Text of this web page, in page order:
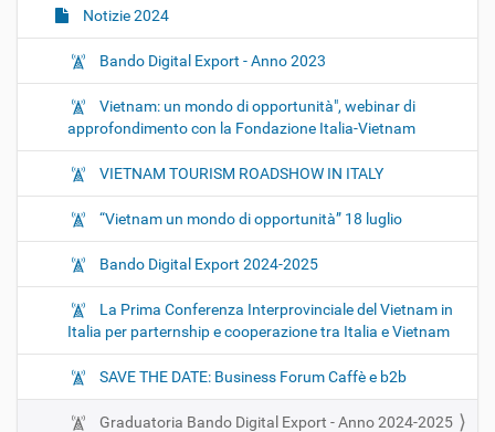
Notizie 2024
Bando Digital Export - Anno 2023
Vietnam: un mondo di opportunità", webinar di
approfondimento con la Fondazione Italia-Vietnam
VIETNAM TOURISM ROADSHOW IN ITALY
“Vietnam un mondo di opportunità” 18 luglio
Bando Digital Export 2024-2025
La Prima Conferenza Interprovinciale del Vietnam in
Italia per parternship e cooperazione tra Italia e Vietnam
SAVE THE DATE: Business Forum Caffè e b2b
Graduatoria Bando Digital Export - Anno 2024-2025